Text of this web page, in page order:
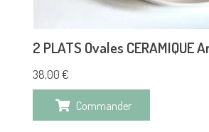
2 PLATS Ovales CERAMIQUE
38,00 €
Commander